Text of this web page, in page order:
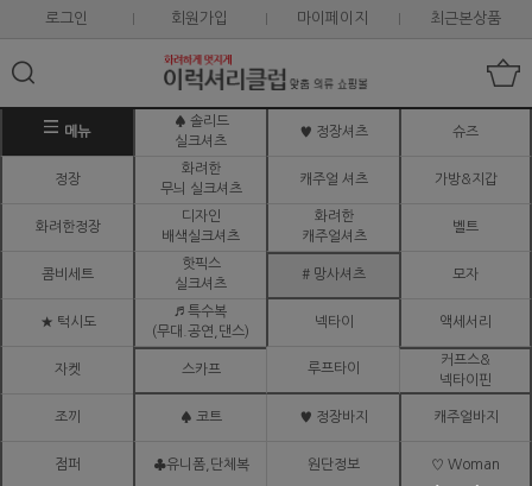
로그인 회원가입 마이페이지 최근본상품
메뉴
♠ 솔리드
실크셔츠
♥ 정장셔츠 슈즈
정장
화려한
무늬 실크셔츠
캐주얼 셔츠 가방&지갑
화려한정장
디자인
배색실크셔츠
화려한
캐주얼셔츠
벨트
콤비세트
핫픽스
실크셔츠
# 망사셔츠 모자
★ 턱시도
♬ 특수복
(무대.공연,댄스)
넥타이 액세서리
자켓 스카프 루프타이
커프스&
넥타이핀
조끼 ♠ 코트 ♥ 정장바지 캐주얼바지
점퍼 ♣유니폼,단체복 원단정보 ♡ Woman